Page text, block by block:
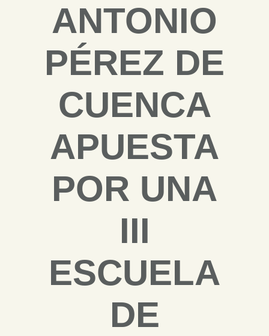
ANTONIO
PÉREZ DE
CUENCA
APUESTA
POR UNA
III
ESCUELA
DE